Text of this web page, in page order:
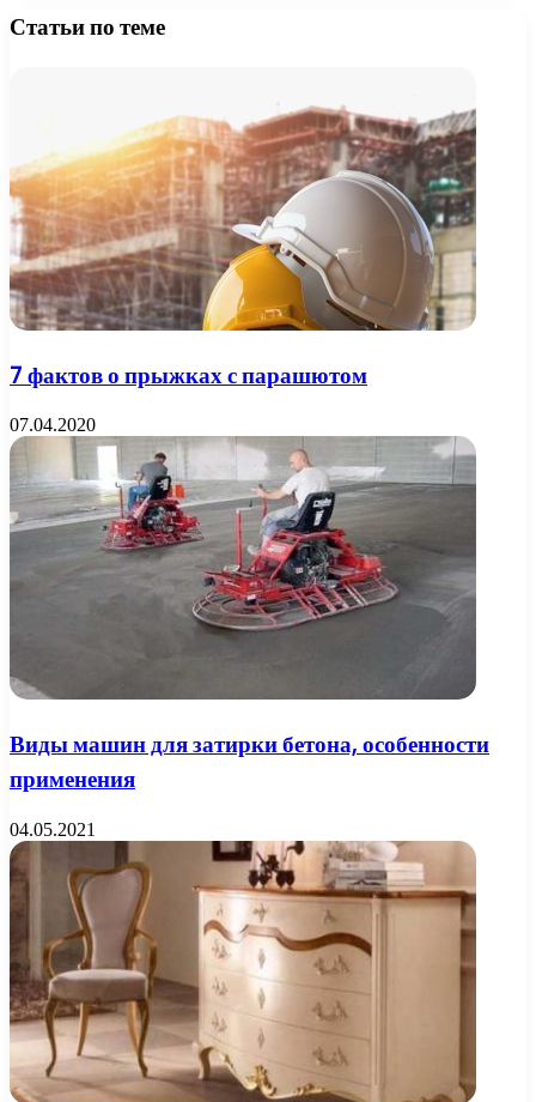
Статьи по теме
7 фактов о прыжках с парашютом
07.04.2020
Виды машин для затирки бетона, особенности
применения
04.05.2021